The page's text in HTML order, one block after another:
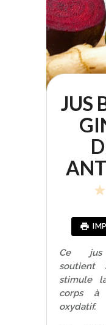
JUS
Ce jus
soutient
stimule
corps à
oxydatif.